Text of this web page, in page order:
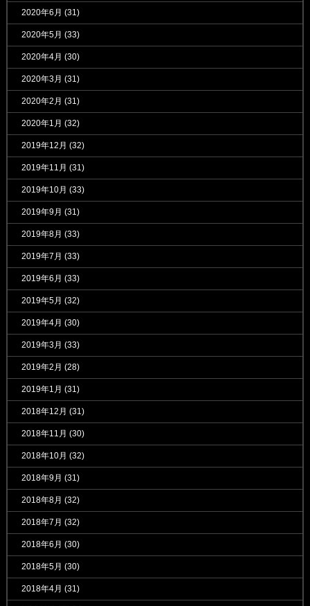
2020年6月 (31)
2020年5月 (33)
2020年4月 (30)
2020年3月 (31)
2020年2月 (31)
2020年1月 (32)
2019年12月 (32)
2019年11月 (31)
2019年10月 (33)
2019年9月 (31)
2019年8月 (33)
2019年7月 (33)
2019年6月 (33)
2019年5月 (32)
2019年4月 (30)
2019年3月 (33)
2019年2月 (28)
2019年1月 (31)
2018年12月 (31)
2018年11月 (30)
2018年10月 (32)
2018年9月 (31)
2018年8月 (32)
2018年7月 (32)
2018年6月 (30)
2018年5月 (30)
2018年4月 (31)